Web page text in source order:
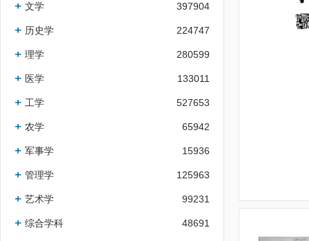
文学 397904
历史学 224747
理学 280599
医学 133011
工学 527653
农学 65942
军事学 15936
管理学 125963
艺术学 99231
综合学科 48691